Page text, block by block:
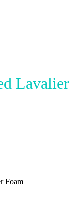
Lavalier
Foam